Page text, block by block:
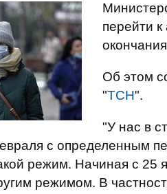
перейти
Об этом
"ТСН".
"У нас в
с определенным
режим. Начиная с 25
режимом. В